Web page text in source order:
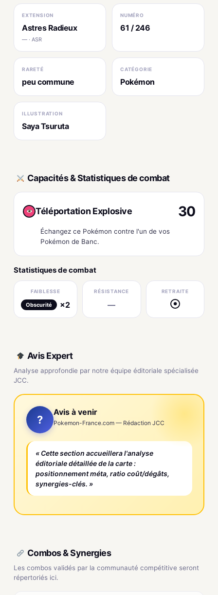
EXTENSION
Astres Radieux
— · ASR
NUMÉRO
61 / 246
RARETÉ
peu commune
CATÉGORIE
Pokémon
ILLUSTRATION
Saya Tsuruta
Capacités & Statistiques de combat
Téléportation Explosive 30
Échangez ce Pokémon contre l'un de vos
Pokémon de Banc.
Statistiques de combat
FAIBLESSE
Obscurité ×2
RÉSISTANCE
—
RETRAITE
●
Avis Expert
Analyse approfondie par notre équipe éditoriale spécialisée
JCC.
?
Avis à venir
Pokemon-France.com — Rédaction JCC
« Cette section accueillera l'analyse
éditoriale détaillée de la carte :
positionnement méta, ratio coût/dégâts,
synergies-clés. »
Combos & Synergies
Les combos validés par la communauté compétitive seront
répertoriés ici.